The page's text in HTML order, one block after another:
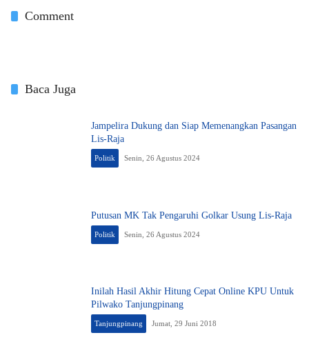
Comment
Baca Juga
Jampelira Dukung dan Siap Memenangkan Pasangan
Lis-Raja
Politik Senin, 26 Agustus 2024
Putusan MK Tak Pengaruhi Golkar Usung Lis-Raja
Politik Senin, 26 Agustus 2024
Inilah Hasil Akhir Hitung Cepat Online KPU Untuk
Pilwako Tanjungpinang
Tanjungpinang Jumat, 29 Juni 2018